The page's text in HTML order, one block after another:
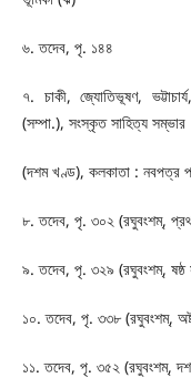
৬. তদেব, পৃ. ১৪৪
৭. চাকী, জ্যোতিভূষণ,
(সম্পা.), সংস্কৃত সাহিত্য সম্ভার
(দশম খণ্ড), কলকাতা : নবপত্র
৮. তদেব, পৃ. ৩০২ (রঘুবংশম্,
৯. তদেব, পৃ. ৩২৯ (রঘুবংশম্, ষষ্ঠ
১০. তদেব, পৃ. ৩৩৮ (রঘুবংশম্,
১১. তদেব, পৃ. ৩৫২ (রঘুবংশম্‌,